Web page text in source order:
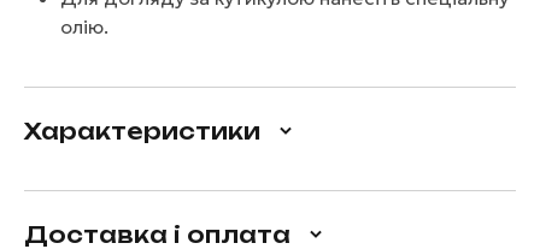
олію.
Характеристики
Доставка і оплата